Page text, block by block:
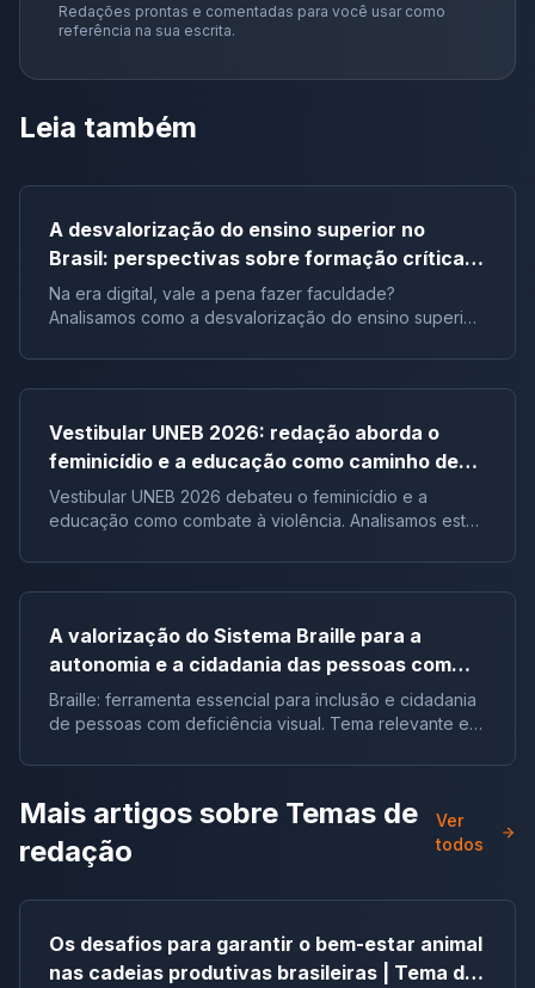
Redações prontas e comentadas para você usar como
referência na sua escrita.
Leia também
A desvalorização do ensino superior no
Brasil: perspectivas sobre formação crítica e
influência digital |Tema de redação
Na era digital, vale a pena fazer faculdade?
Analisamos como a desvalorização do ensino superior
Brasil.
Vestibular UNEB 2026: redação aborda o
feminicídio e a educação como caminho de
combate à violência
Vestibular UNEB 2026 debateu o feminicídio e a
educação como combate à violência. Analisamos este
para futuras pautas sociais.
A valorização do Sistema Braille para a
autonomia e a cidadania das pessoas com
deficiência visual no Brasil |Tema de redação
Braille: ferramenta essencial para inclusão e cidadania
de pessoas com deficiência visual. Tema relevante em
Mais artigos sobre Temas de
redação
Ver
todos
Os desafios para garantir o bem-estar animal
nas cadeias produtivas brasileiras | Tema de